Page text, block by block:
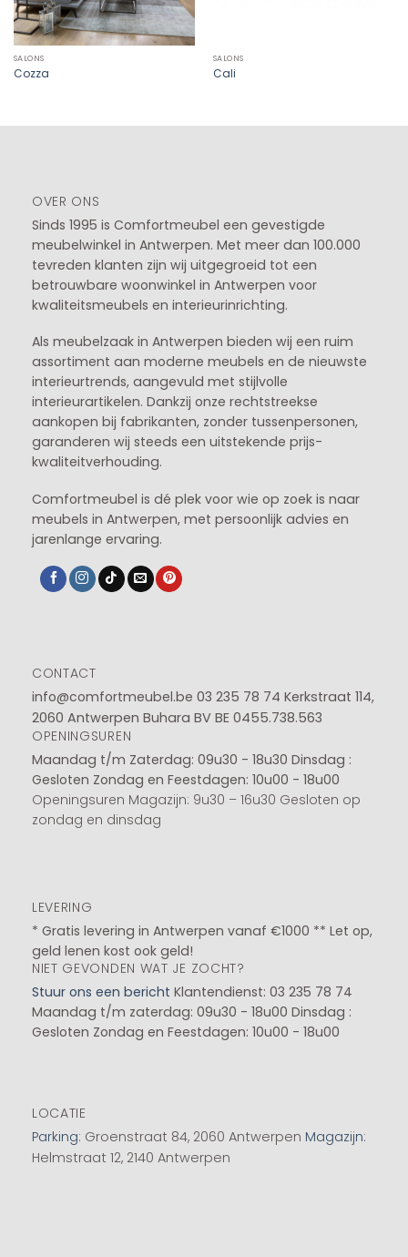
SALONS
Cozza
SALONS
Cali
OVER ONS
Sinds 1995 is Comfortmeubel een gevestigde
meubelwinkel in Antwerpen. Met meer dan 100.000
tevreden klanten zijn wij uitgegroeid tot een
betrouwbare woonwinkel in Antwerpen voor
kwaliteitsmeubels en interieurinrichting.
Als meubelzaak in Antwerpen bieden wij een ruim
assortiment aan moderne meubels en de nieuwste
interieurtrends, aangevuld met stijlvolle
interieurartikelen. Dankzij onze rechtstreekse
aankopen bij fabrikanten, zonder tussenpersonen,
garanderen wij steeds een uitstekende prijs-
kwaliteitverhouding.
Comfortmeubel is dé plek voor wie op zoek is naar
meubels in Antwerpen, met persoonlijk advies en
jarenlange ervaring.
CONTACT
info@comfortmeubel.be 03 235 78 74 Kerkstraat 114,
2060 Antwerpen Buhara BV BE 0455.738.563
OPENINGSUREN
Maandag t/m Zaterdag: 09u30 - 18u30 Dinsdag :
Gesloten Zondag en Feestdagen: 10u00 - 18u00
Openingsuren Magazijn: 9u30 – 16u30 Gesloten op
zondag en dinsdag
LEVERING
* Gratis levering in Antwerpen vanaf €1000 ** Let op,
geld lenen kost ook geld!
NIET GEVONDEN WAT JE ZOCHT?
Stuur ons een bericht Klantendienst: 03 235 78 74
Maandag t/m zaterdag: 09u30 - 18u00 Dinsdag :
Gesloten Zondag en Feestdagen: 10u00 - 18u00
LOCATIE
Parking: Groenstraat 84, 2060 Antwerpen Magazijn:
Helmstraat 12, 2140 Antwerpen